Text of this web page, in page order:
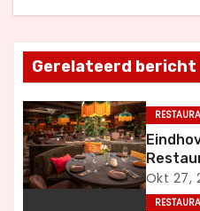
h
t
n
a
v
Gerelateerd bericht
en
Okt 27,